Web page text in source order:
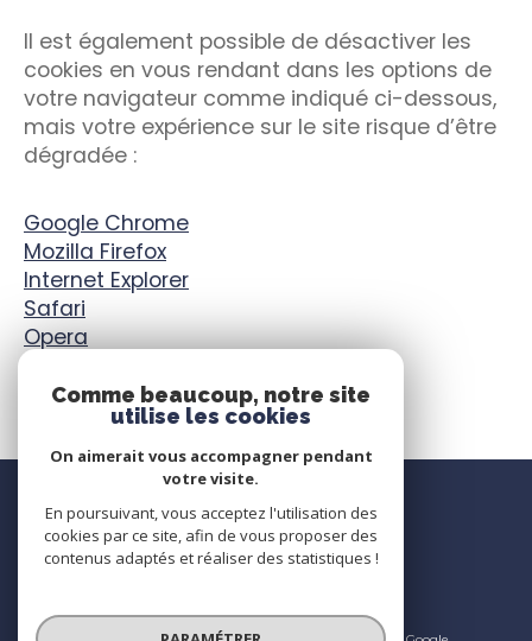
Il est également possible de désactiver les
cookies en vous rendant dans les options de
votre navigateur comme indiqué ci-dessous,
mais votre expérience sur le site risque d’être
dégradée :
Google Chrome
Mozilla Firefox
Internet Explorer
Safari
Opera
Adhérents
Comme beaucoup, notre site
utilise les cookies
On aimerait vous accompagner pendant
votre visite.
En poursuivant, vous acceptez l'utilisation des
cookies par ce site, afin de vous proposer des
contenus adaptés et réaliser des statistiques !